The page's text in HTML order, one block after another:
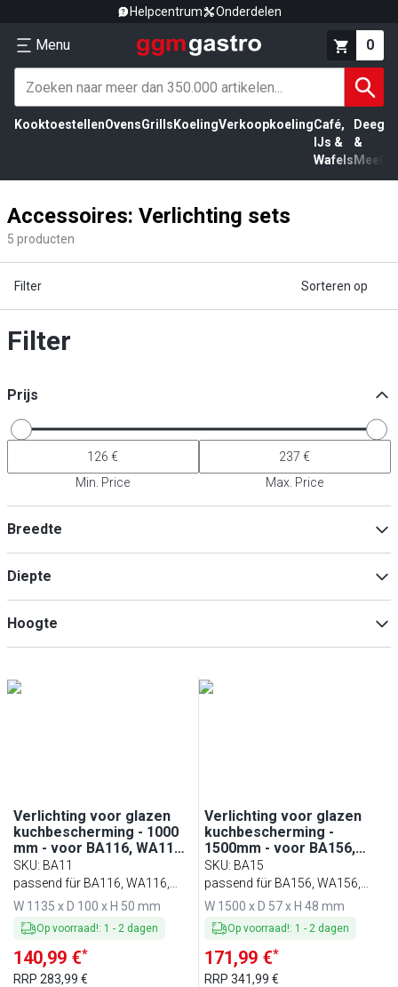
Helpcentrum Onderdelen
Menu 0
KooktoestellenOvensGrills KoelingVerkoopkoelingCafé,
IJs &
Wafels
Deeg
&
Meel
Accessoires: Verlichting sets
5 producten
Filter Sorteren op
Filter
Prijs
Min. Price Max. Price
Breedte
Diepte
Hoogte
Verlichting voor glazen
kuchbescherming - 1000
mm - voor BA116, WA116,
KA116, PA116 & EA116
SKU: BA11
passend für BA116, WA116,
KA116, PA116 & EA116
W 1135 x D 100 x H 50 mm
Op voorraad!: 1 - 2 dagen
140,99 €*
RRP 283,99 €
Verlichting voor glazen
kuchbescherming -
1500mm - voor BA156,
WA156, KA156, PA156 &
EA156
SKU: BA15
passend für BA156, WA156,
KA156, PA156 & EA156
W 1500 x D 57 x H 48 mm
Op voorraad!: 1 - 2 dagen
171,99 €*
RRP341,99 €